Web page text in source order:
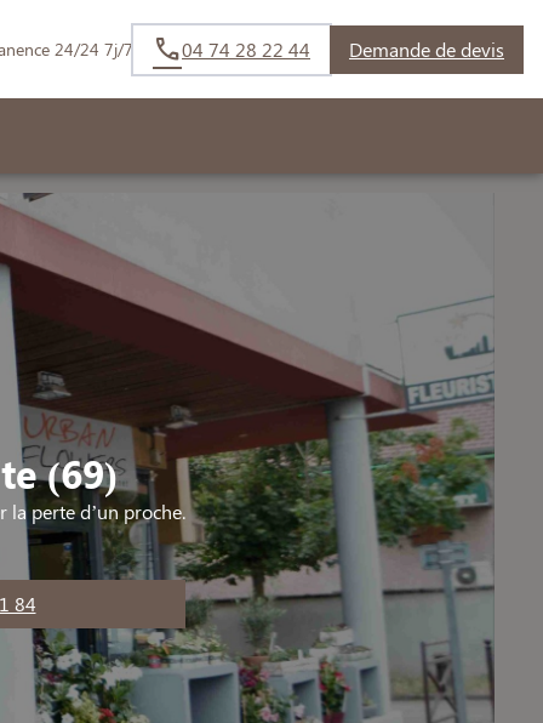
24/24 7j/7 04 74 28 22 44 Demande de devis
(69)
la perte d’un proche.
84